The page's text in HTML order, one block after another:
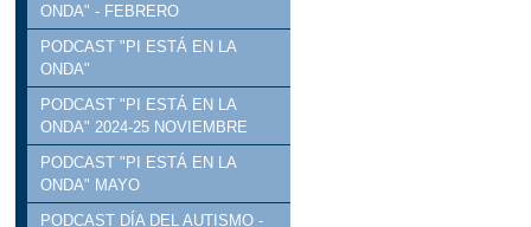
ONDA" - FEBRERO
PODCAST "PI ESTÁ EN LA
ONDA"
PODCAST "PI ESTÁ EN LA
ONDA" 2024-25 NOVIEMBRE
PODCAST "PI ESTÁ EN LA
ONDA" MAYO
PODCAST DÍA DEL AUTISMO -